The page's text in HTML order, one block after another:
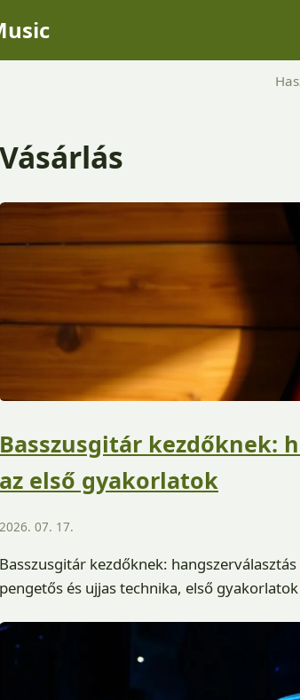
Vásárlás
Basszusgitár kezdőknek:
az első gyakorlatok
2026. 07. 17.
Basszusgitár kezdőknek:
pengetős és ujjas technika, első